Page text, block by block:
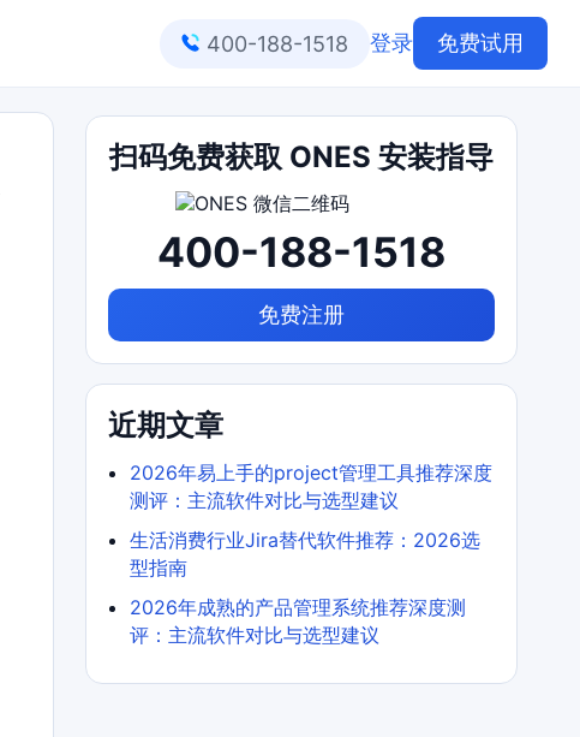
400-188-1518 登录 免费试用
扫码免费获取 ONES 安装指导
400-188-1518
免费注册
近期文章
2026年易上手的project管理工具推荐深度
测评：主流软件对比与选型建议
生活消费行业Jira替代软件推荐：2026选
型指南
2026年成熟的产品管理系统推荐深度测
评：主流软件对比与选型建议